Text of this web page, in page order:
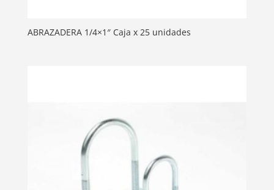
ABRAZADERA 1/4×1″ Caja x 25 unidades